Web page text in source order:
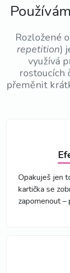
Rozložené
repetition)
využívá
rostoucích
přeměnit
Opakuješ jen
kartička se
zapomenout –